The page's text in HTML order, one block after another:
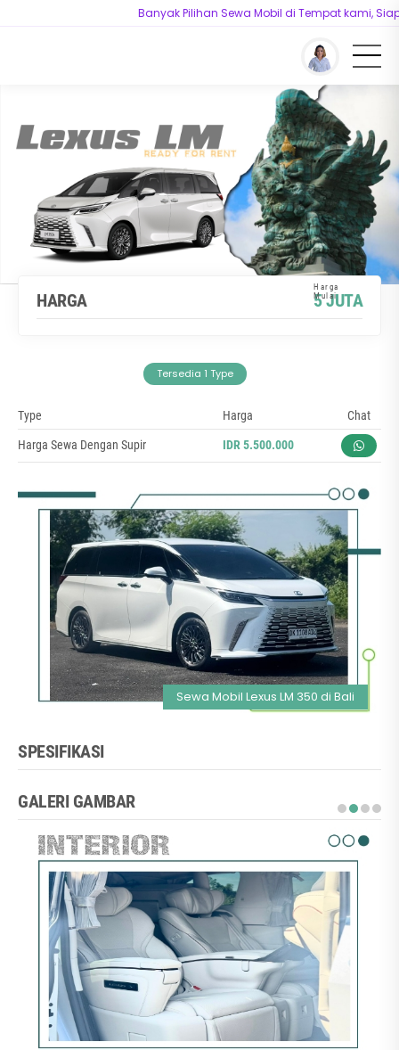
Beranda/Model/Sewa Mobil Lexus LM 350 di Bali
Banyak Pilihan Sewa Mobil di Tempat kami, Siap
HARGA 5 JUTA
Tersedia 1 Type
Type Harga Chat
Harga Sewa Dengan Supir IDR 5.500.000
Sewa Mobil Lexus LM 350 di Bali
SPESIFIKASI
GALERI GAMBAR